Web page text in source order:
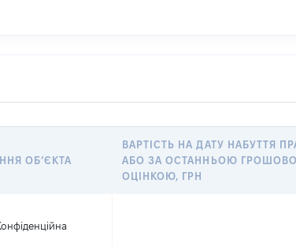
ОБʼЄКТА
ВАРТІСТЬ НА ДАТУ НАБУТТЯ
АБО ЗА ОСТАННЬОЮ
ОЦІНКОЮ, ГРН